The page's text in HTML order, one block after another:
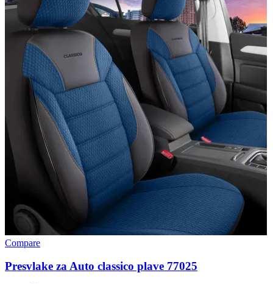
Compare
Presvlake za Auto classico plave 77025